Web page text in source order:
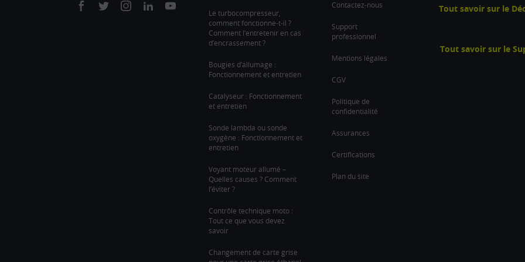
On
On
On
On
On
Le turbocompresseur,
comment fonctionne-t-il ?
Comment l’entretenir en cas
d’encrassement ?
Bougies d’allumage :
Fonctionnement et entretien
Catalyseur : Fonctionnement
et entretien
Sonde lambda ou sonde
oxygène : Fonctionnement et
entretien
Voyant moteur allumé –
Quelles causes ? Comment
l’éviter ?
Contrôle technique moto :
Tout ce que vous devez
savoir
Changement de carte grise
Contactez-nous
Support
professionnel
Mentions légales
CGV
Politique de
confidentialité
Assurances
Certifications
Plan du site
Tout savoir sur le
Tout savoir sur le